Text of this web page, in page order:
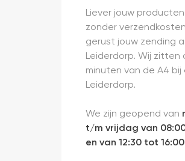
Liever jouw
zonder
gerust jouw zending
Leiderdorp. Wij zitten
minuten van de A4 bij
Leiderdorp.
We zijn geopend van
t/m vrijdag van
en van 12:30 tot